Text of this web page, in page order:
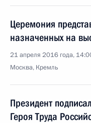
Церемония
назначенных на
21 апреля 2016 года,
Москва, Кремль
Президент
Героя Труда